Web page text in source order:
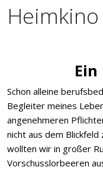
Schon alleine
Begleiter meines
angenehmeren
nicht aus dem
wollten wir in großer
Vorschusslorbeeren